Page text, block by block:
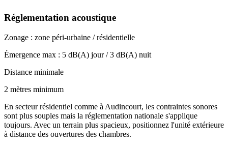
Réglementation acoustique
Zonage : zone péri-urbaine / résidentielle
Émergence max : 5 dB(A) jour /3 dB(A) nuit
Distance minimale
2 mètres minimum
En secteur résidentiel comme à Audincourt, les contraintes sonores
sont plus souples mais la réglementation nationale s'applique
toujours. Avec un terrain plus spacieux, positionnez l'unité extérieure
à distance des ouvertures des chambres.